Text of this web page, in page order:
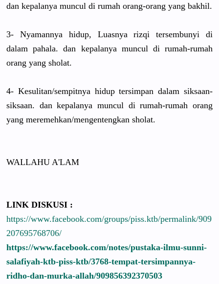
dan kepalanya muncul di rumah orang-orang yang bakhil.
3- Nyamannya hidup, Luasnya rizqi tersembunyi di
dalam pahala. dan kepalanya muncul di rumah-rumah
orang yang sholat.
4- Kesulitan/sempitnya hidup tersimpan dalam siksaan-
siksaan. dan kepalanya muncul di rumah-rumah orang
yang meremehkan/mengentengkan sholat.
WALLAHU A'LAM
LINK DISKUSI :
https://www.facebook.com/groups/piss.ktb/permalink/909
207695768706/
https://www.facebook.com/notes/pustaka-ilmu-sunni-
salafiyah-ktb-piss-ktb/3768-tempat-tersimpannya-
ridho-dan-murka-allah/909856392370503